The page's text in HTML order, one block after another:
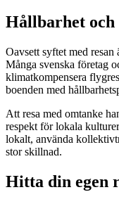
Hållbarhet och
Oavsett syftet med
Många svenska företag
klimatkompensera
boenden med
Att resa med omtanke
respekt för lokala
lokalt, använda
stor skillnad.
Hitta din egen